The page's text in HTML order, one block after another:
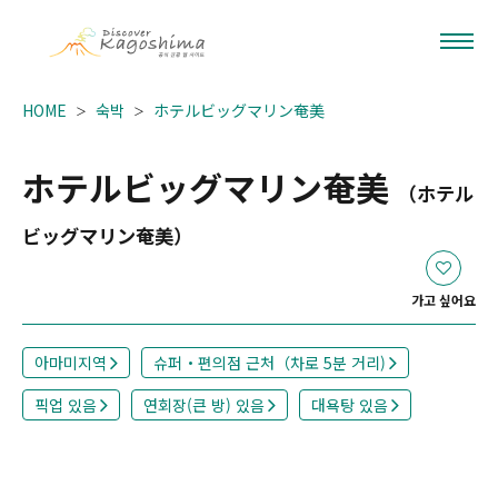
HOME 숙박 ホテルビッグマリン奄美
ホテルビッグマリン奄美
（ホテル
ビッグマリン奄美）
가고 싶어요
아마미지역
슈퍼・편의점 근처（차로 5분 거리)
픽업 있음
연회장(큰 방) 있음 대욕탕 있음